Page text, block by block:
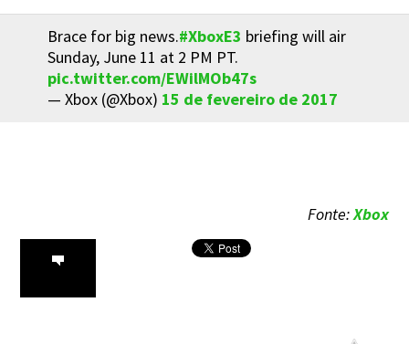
Brace for big news.#XboxE3 briefing will air
Sunday, June 11 at 2 PM PT.
pic.twitter.com/EWilMOb47s
— Xbox (@Xbox) 15 de fevereiro de 2017
Fonte:Xbox